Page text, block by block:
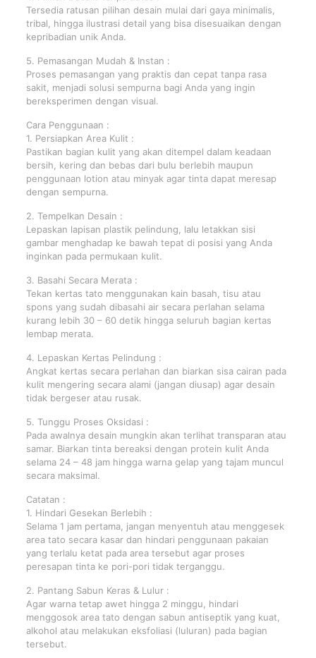
Tersedia ratusan pilihan desain mulai dari gaya minimalis,
tribal, hingga ilustrasi detail yang bisa disesuaikan dengan
kepribadian unik Anda.
5. Pemasangan Mudah & Instan :
Proses pemasangan yang praktis dan cepat tanpa rasa
sakit, menjadi solusi sempurna bagi Anda yang ingin
bereksperimen dengan visual.
Cara Penggunaan :
1. Persiapkan Area Kulit :
Pastikan bagian kulit yang akan ditempel dalam keadaan
bersih, kering dan bebas dari bulu berlebih maupun
penggunaan lotion atau minyak agar tinta dapat meresap
dengan sempurna.
2. Tempelkan Desain :
Lepaskan lapisan plastik pelindung, lalu letakkan sisi
gambar menghadap ke bawah tepat di posisi yang Anda
inginkan pada permukaan kulit.
3. Basahi Secara Merata :
Tekan kertas tato menggunakan kain basah, tisu atau
spons yang sudah dibasahi air secara perlahan selama
kurang lebih 30 – 60 detik hingga seluruh bagian kertas
lembap merata.
4. Lepaskan Kertas Pelindung :
Angkat kertas secara perlahan dan biarkan sisa cairan pada
kulit mengering secara alami (jangan diusap) agar desain
tidak bergeser atau rusak.
5. Tunggu Proses Oksidasi :
Pada awalnya desain mungkin akan terlihat transparan atau
samar. Biarkan tinta bereaksi dengan protein kulit Anda
selama 24 – 48 jam hingga warna gelap yang tajam muncul
secara maksimal.
Catatan :
1. Hindari Gesekan Berlebih :
Selama 1 jam pertama, jangan menyentuh atau menggesek
area tato secara kasar dan hindari penggunaan pakaian
yang terlalu ketat pada area tersebut agar proses
peresapan tinta ke pori-pori tidak terganggu.
2. Pantang Sabun Keras & Lulur :
Agar warna tetap awet hingga 2 minggu, hindari
menggosok area tato dengan sabun antiseptik yang kuat,
alkohol atau melakukan eksfoliasi (luluran) pada bagian
tersebut.